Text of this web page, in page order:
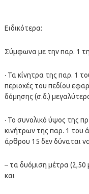
Ειδικότερα:
Σύμφωνα με την παρ. 1
· Τα κίνητρα της παρ. 1
περιοχές του πεδίου
δόμησης (σ.δ.)
· Το συνολικό ύψος της
κινήτρων της παρ. 1 του
άρθρου 15 δεν δύναται
– τα δυόμιση μέτρα (2,50
και